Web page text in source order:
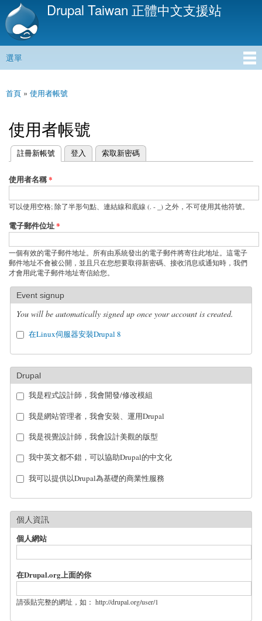
移
內
Drupal Taiwan 正體中文支援站
主選單
選單
您在這裡
首頁 » 使用者帳號
使用者帳號
主要索引標籤
註冊新帳號
(作用中頁籤) 登入 索取新密碼
使用者名稱*
可以使用空格; 除了半形句點、連結線和底線 (. - _) 之外，不可使用其他符號。
電子郵件位址*
一個有效的電子郵件地址。所有由系統發出的電子郵件將寄往此地址。這電子
郵件地址不會被公開，並且只在您想要取得新密碼、接收消息或通知時，我們
才會用此電子郵件地址寄信給您。
Event signup
You will be automatically signed up once your account is created.
在Linux伺服器安裝Drupal 8
Drupal
我是程式設計師，我會開發/修改模組
我是網站管理者，我會安裝、運用Drupal
我是視覺設計師，我會設計美觀的版型
我中英文都不錯，可以協助Drupal的中文化
我可以提供以Drupal為基礎的商業性服務
個人資訊
個人網站
在Drupal.org上面的你
請張貼完整的網址，如： http://drupal.org/user/1